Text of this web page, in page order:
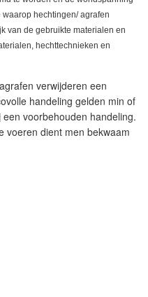
hechtingen/ agrafen
van de gebruikte materialen en
hechttechnieken en
verwijderen een
handeling gelden min of
voorbehouden handeling.
voeren dient men bekwaam